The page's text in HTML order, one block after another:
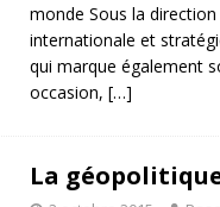
monde Sous la
internationale et
qui marque également
occasion, […]
La